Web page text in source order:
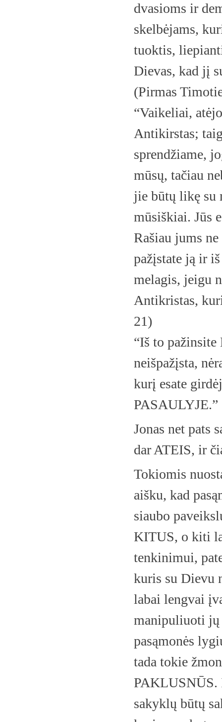
dvasioms ir
skelbėjams,
tuoktis,
Dievas, kad jį
(Pirmas
“Vaikeliai,
Antikirstas;
sprendžiame,
mūsų, tačiau
jie būtų likę su
mūsiškiai. Jūs
Rašiau jums
pažįstate ją ir
melagis, jeigu
Antikristas,
21)
“Iš to
neišpažįsta,
kurį esate
PASAULYJE.”
Jonas net pats
dar ATEIS, ir
Tokiomis
aišku, kad
siaubo
KITUS, o kiti
tenkinimui,
kuris su Dievu
labai lengvai
manipuliuoti jų
pasąmonės
tada tokie
PAKLUSNŪS.
sakyklų būtų